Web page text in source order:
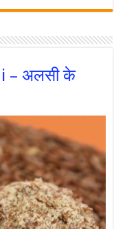
– अलसी के